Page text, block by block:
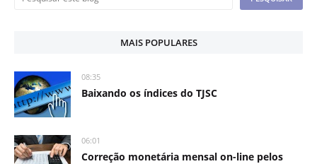
MAIS POPULARES
08:35
Baixando os índices do TJSC
06:01
Correção monetária mensal on-line pelos